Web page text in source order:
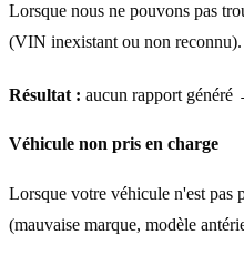
Lorsque nous ne pouvons pas
(VIN inexistant ou non reconnu).
Résultat : aucun rapport généré
Véhicule non pris en charge
Lorsque votre véhicule n'est pas
(mauvaise marque, modèle